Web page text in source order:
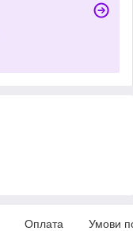
Оплата Умови